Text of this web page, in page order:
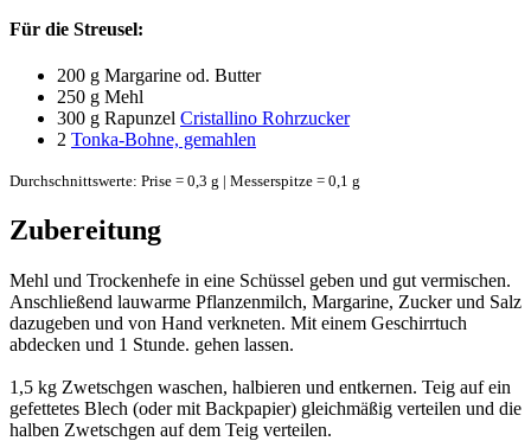
Für die Streusel:
200 g Margarine od. Butter
250 g Mehl
300 g Rapunzel Cristallino Rohrzucker
2 Tonka-Bohne, gemahlen
Durchschnittswerte: Prise = 0,3 g | Messerspitze = 0,1 g
Zubereitung
Mehl und Trockenhefe in eine Schüssel geben und gut vermischen.
Anschließend lauwarme Pflanzenmilch, Margarine, Zucker und Salz
dazugeben und von Hand verkneten. Mit einem Geschirrtuch
abdecken und 1 Stunde. gehen lassen.
1,5 kg Zwetschgen waschen, halbieren und entkernen. Teig auf ein
gefettetes Blech (oder mit Backpapier) gleichmäßig verteilen und die
halben Zwetschgen auf dem Teig verteilen.